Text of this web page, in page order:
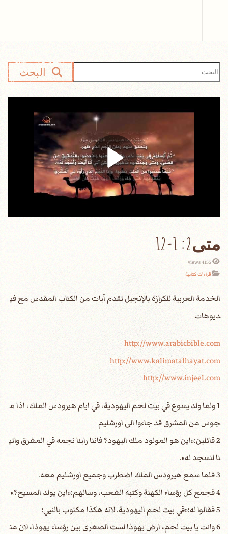
البحث
متى2: 1-12
4155 views
قراءات كتابية
الخدمة العربية للكرازة بالإنجيل تقدم آيات من الكتاب المقدس مع في
ديوهات
http://www.arabicbible.com
http://www.kalimatalhayat.com
http://www.injeel.com
1 ولما ولد يسوع في بيت لحم اليهودية، في ايام هيرودس الملك، اذا م
جوس من المشرق قد جاءوا الى اورشليم
2 قائلين:«اين هو المولود ملك اليهود؟ فاننا راينا نجمه في المشرق واتي
نا لنسجد له».
3 فلما سمع هيرودس الملك اضطرب وجميع اورشليم معه.
4 فجمع كل رؤساء الكهنة وكتبة الشعب، وسالهم:«اين يولد المسيح؟»
5 فقالوا له:«في بيت لحم اليهودية. لانه هكذا مكتوب بالنبي:
6 وانت يا بيت لحم، ارض يهوذا لست الصغرى بين رؤساء يهوذا، لان من